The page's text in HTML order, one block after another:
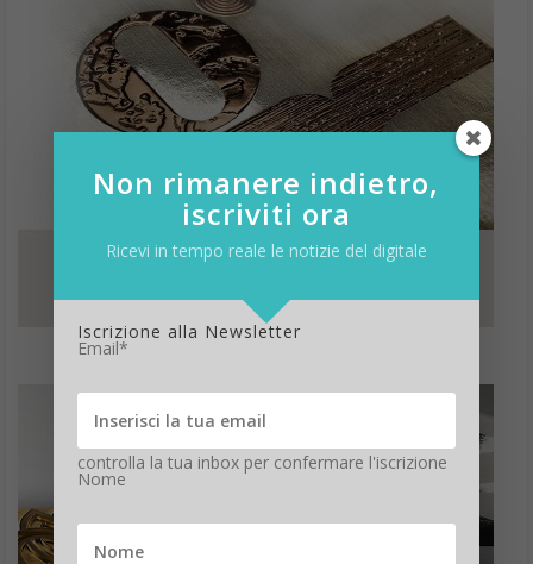
Non rimanere indietro,
iscriviti ora
Ricevi in tempo reale le notizie del digitale
Iscrizione alla Newsletter
Email*
controlla la tua inbox per confermare l'iscrizione
Nome